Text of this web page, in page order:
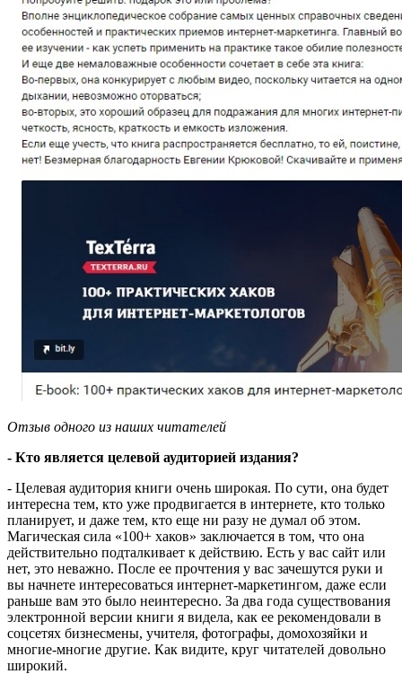
Отзыв одного из наших читателей
- Кто является целевой аудиторией издания?
- Целевая аудитория книги очень широкая. По сути, она будет
интересна тем, кто уже продвигается в интернете, кто только
планирует, и даже тем, кто еще ни разу не думал об этом.
Магическая сила «100+ хаков» заключается в том, что она
действительно подталкивает к действию. Есть у вас сайт или
нет, это неважно. После ее прочтения у вас зачешутся руки и
вы начнете интересоваться интернет-маркетингом, даже если
раньше вам это было неинтересно. За два года существования
электронной версии книги я видела, как ее рекомендовали в
соцсетях бизнесмены, учителя, фотографы, домохозяйки и
многие-многие другие. Как видите, круг читателей довольно
широкий.